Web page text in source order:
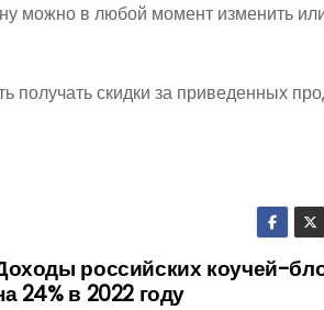
можно в любой момент изменить
получать скидки за приведенных
российских коучей-
24% в 2022 году